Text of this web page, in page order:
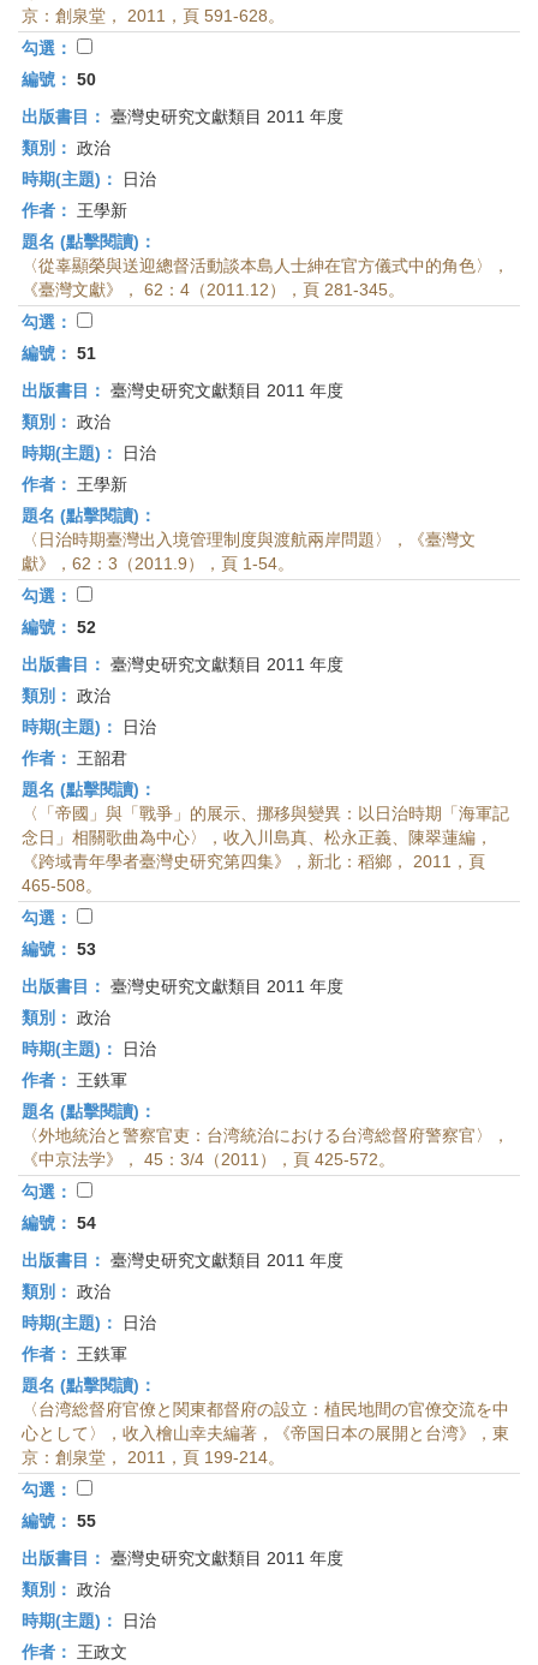
京：創泉堂， 2011，頁 591-628。
勾選：
編號： 50
出版書目： 臺灣史研究文獻類目 2011 年度
類別： 政治
時期(主題)：
日治
作者：
王學新
題名 (點擊閱讀)：
〈從辜顯榮與送迎總督活動談本島人士紳在官方儀式中的角色〉，
《臺灣文獻》， 62：4（2011.12），頁 281-345。
勾選：
編號： 51
出版書目： 臺灣史研究文獻類目 2011 年度
類別： 政治
時期(主題)：
日治
作者：
王學新
題名 (點擊閱讀)：
〈日治時期臺灣出入境管理制度與渡航兩岸問題〉，《臺灣文
獻》，62：3（2011.9），頁 1-54。
勾選：
編號： 52
出版書目： 臺灣史研究文獻類目 2011 年度
類別： 政治
時期(主題)：
日治
作者：
王韶君
題名 (點擊閱讀)：
〈「帝國」與「戰爭」的展示、挪移與變異：以日治時期「海軍記
念日」相關歌曲為中心〉，收入川島真、松永正義、陳翠蓮編，
《跨域青年學者臺灣史研究第四集》，新北：稻鄉， 2011，頁
465-508。
勾選：
編號： 53
出版書目： 臺灣史研究文獻類目 2011 年度
類別： 政治
時期(主題)：
日治
作者：
王鉄軍
題名 (點擊閱讀)：
〈外地統治と警察官吏：台湾統治における台湾総督府警察官〉，
《中京法学》， 45：3/4（2011），頁 425-572。
勾選：
編號： 54
出版書目： 臺灣史研究文獻類目 2011 年度
類別： 政治
時期(主題)：
日治
作者：
王鉄軍
題名 (點擊閱讀)：
〈台湾総督府官僚と関東都督府の設立：植民地間の官僚交流を中
心として〉，收入檜山幸夫編著，《帝国日本の展開と台湾》，東
京：創泉堂， 2011，頁 199-214。
勾選：
編號： 55
出版書目： 臺灣史研究文獻類目 2011 年度
類別： 政治
時期(主題)：
日治
作者：
王政文